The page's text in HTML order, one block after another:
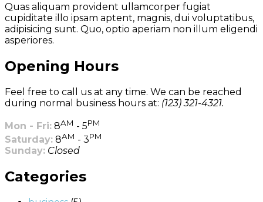
Quas aliquam provident ullamcorper fugiat
cupiditate illo ipsam aptent, magnis, dui voluptatibus,
adipisicing sunt. Quo, optio aperiam non illum eligendi
asperiores.
Opening Hours
Feel free to call us at any time. We can be reached
during normal business hours at: (123) 321-4321.
Mon - Fri: 8AM - 5PM
Saturday: 8AM - 3PM
Sunday: Closed
Categories